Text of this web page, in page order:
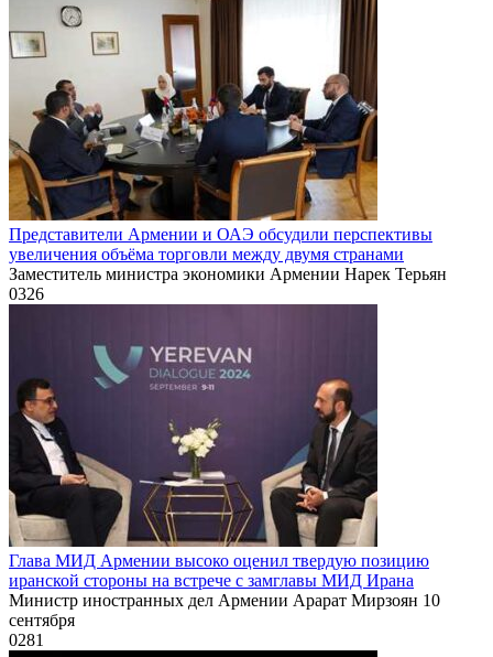
Представители Армении и ОАЭ обсудили перспективы
увеличения объёма торговли между двумя странами
Заместитель министра экономики Армении Нарек Терьян
0326
Глава МИД Армении высоко оценил твердую позицию
иранской стороны на встрече с замглавы МИД Ирана
Министр иностранных дел Армении Арарат Мирзоян 10
сентября
0281